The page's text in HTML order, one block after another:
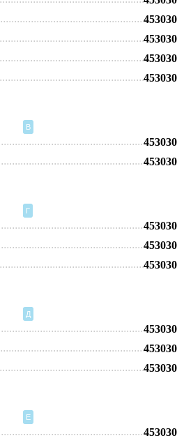
453030
453030
453030
453030
В
453030
453030
Г
453030
453030
453030
Д
453030
453030
453030
Е
453030